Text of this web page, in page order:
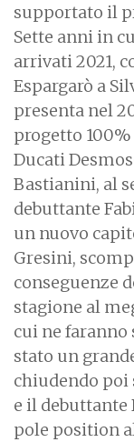
supportato il
Sette anni in
arrivati 2021,
Espargarò a
presenta nel
progetto
Ducati
Bastianini, al
debuttante
un nuovo
Gresini,
conseguenze
stagione al
cui ne
stato un
chiudendo poi
e il
pole position